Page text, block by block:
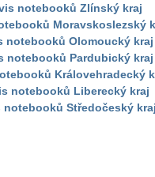
notebooků Zlínský kraj
Moravskoslezský
notebooků Olomoucký kraj
notebooků Pardubický kraj
Královehradecký
notebooků Liberecký kraj
notebooků Středočeský